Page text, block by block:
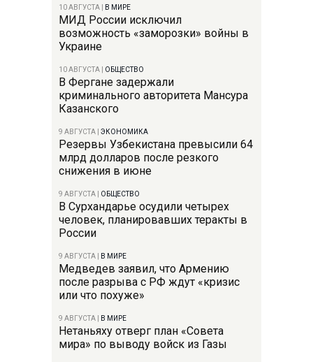
10 АВГУСТА В МИРЕ
МИД России исключил
возможность «заморозки» войны в
Украине
10 АВГУСТА ОБЩЕСТВО
В Фергане задержали
криминального авторитета Мансура
Казанского
9 АВГУСТА ЭКОНОМИКА
Резервы Узбекистана превысили 64
млрд долларов после резкого
снижения в июне
9 АВГУСТА ОБЩЕСТВО
В Сурхандарье осудили четырех
человек, планировавших теракты в
России
9 АВГУСТА В МИРЕ
Медведев заявил, что Армению
после разрыва с РФ ждут «кризис
или что похуже»
9 АВГУСТА В МИРЕ
Нетаньяху отверг план «Совета
мира» по выводу войск из Газы